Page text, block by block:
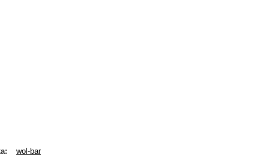
wol-bar